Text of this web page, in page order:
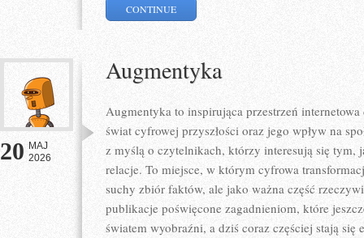
CONTINUE
20 MAJ
2026
Augmentyka
Augmentyka to inspirująca przestrzeń
świat cyfrowej przyszłości oraz jego wpływ na
z myślą o czytelnikach, którzy interesują się tym,
relacje. To miejsce, w którym cyfrowa
suchy zbiór faktów, ale jako ważna część
publikacje poświęcone zagadnieniom, które
światem wyobraźni, a dziś coraz częściej stają się